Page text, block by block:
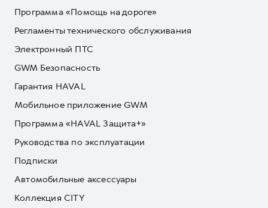
Программа «Помощь на дороге»
Регламенты технического обслуживания
Электронный ПТС
GWM Безопасность
Гарантия HAVAL
Мобильное приложение GWM
Программа «HAVAL Защита+»
Руководства по эксплуатации
Подписки
Автомобильные аксессуары
Коллекция CITY